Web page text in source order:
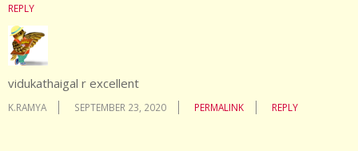
REPLY
vidukathaigal r excellent
K.RAMYA SEPTEMBER 23, 2020 PERMALINK REPLY